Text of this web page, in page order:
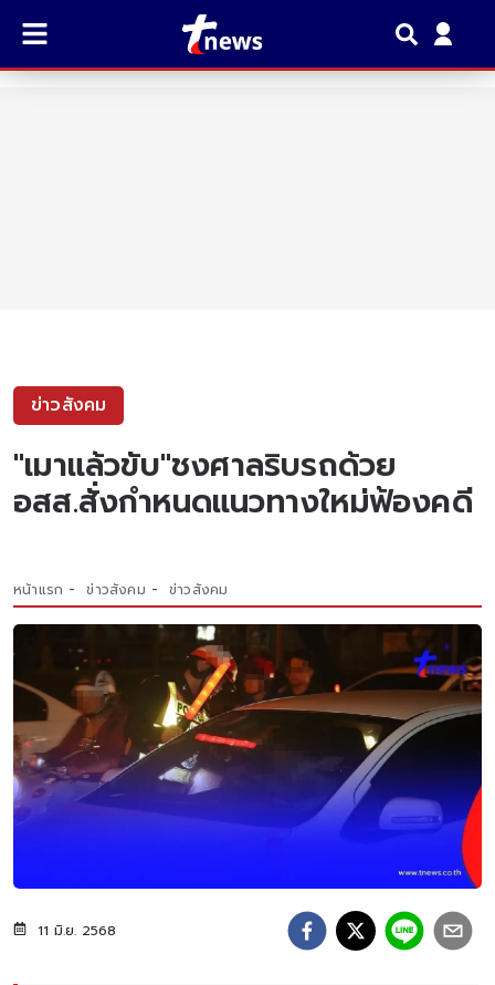
ข่าวสังคม
"เมาแล้วขับ"ชงศาลริบรถด้วย
อสส.สั่งกำหนดแนวทางใหม่ฟ้องคดี
หน้าแรก ข่าวสังคม ข่าวสังคม
11 มิ.ย. 2568